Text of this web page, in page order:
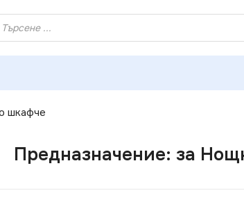
ХЕЙ ТИ! РЕГИСТРИРАЙ СЕ И ВЗЕМИ КУПОН
шкафче
Предназначение: за